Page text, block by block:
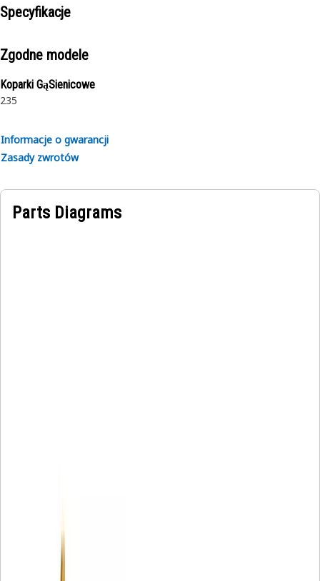
Specyfikacje
Zgodne modele
Koparki GąSienicowe
235
Informacje o gwarancji
Zasady zwrotów
Parts Diagrams